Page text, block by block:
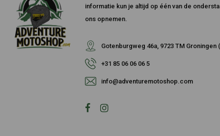
informatie kun je altijd op één van de
ons opnemen.
Gotenburgweg 46a, 9723 TM Groningen
+31 85 06 06 06 5
info@adventuremotoshop.com